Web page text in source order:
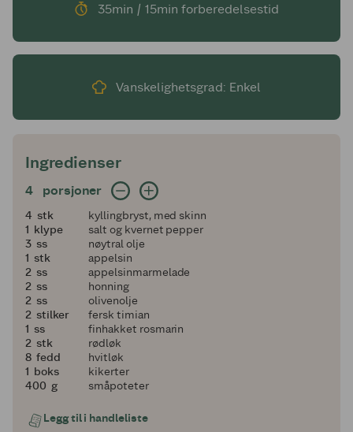
35min / 15min forberedelsestid
Vanskelighetsgrad: Enkel
Ingredienser
4 porsjoner
4 porsjoner
4
4 stk
kyllingbryst, med skinn
11 klype
salt og kvernet pepper
3
3 ss
nøytral olje
11 stk
appelsin
2
2 ss
appelsinmarmelade
2
2 ss
honning
2
2 ss
olivenolje
2
2 stilker
fersk timian
11 ss
finhakket rosmarin
2
2 stk
rødløk
8
8 fedd
hvitløk
11 boks
kikerter
400
400 g småpoteter
Legg til i handleliste